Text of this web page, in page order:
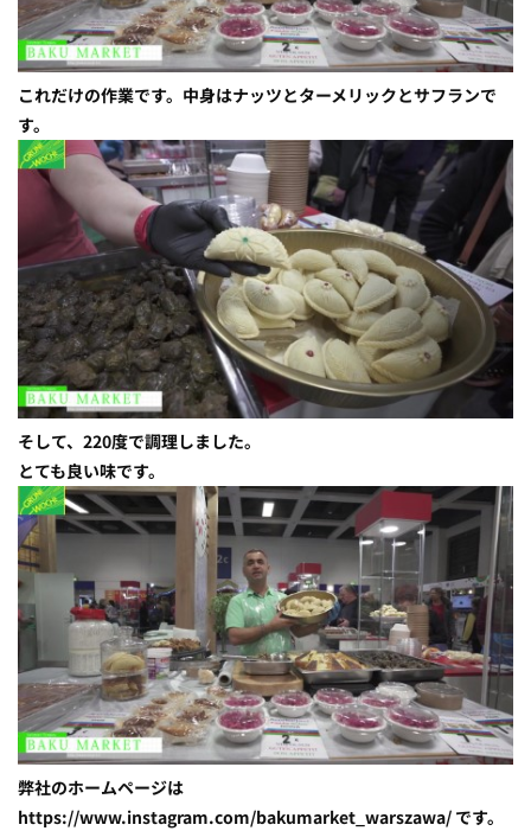
これだけの作業です。中身はナッツとターメリックとサフランで
す。
そして、220度で調理しました。
とても良い味です。
弊社のホームページは
https://www.instagram.com/bakumarket_warszawa/ です。